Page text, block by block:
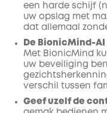
een harde schijf
uw opslag met
dat allemaal
De BionicMind-
Met BionicMind
uw beveiliging
verschil tussen
Geef uzelf de